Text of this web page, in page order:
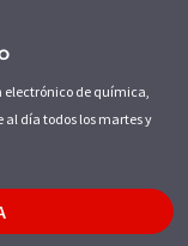
electrónico de química,
al día todos los martes y